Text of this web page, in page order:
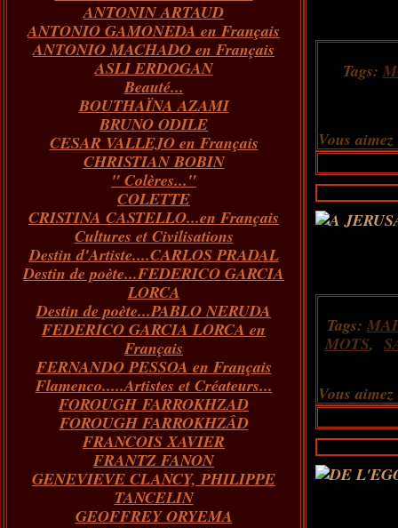
Janvier(73)
Février(55)
Janvier(43)
Mars(73)
Février(54)
Janvier(51)
Avril(73)
Mars(100)
Février(146)
Janvier(124)
ANTONIN ARTAUD
ANTONIO GAMONEDA en Français
ANTONIO MACHADO en Français
ASLI ERDOGAN
Beauté...
BOUTHAÏNA AZAMI
BRUNO ODILE
CESAR VALLEJO en Français
CHRISTIAN BOBIN
" Colères..."
COLETTE
CRISTINA CASTELLO...en Français
Cultures et Civilisations
Destin d'Artiste....CARLOS PRADAL
Destin de poète...FEDERICO GARCIA
LORCA
Destin de poète...PABLO NERUDA
FEDERICO GARCIA LORCA en
Français
FERNANDO PESSOA en Français
Flamenco.....Artistes et Créateurs...
FOROUGH FARROKHZAD
FOROUGH FARROKHZÂD
FRANCOIS XAVIER
FRANTZ FANON
GENEVIEVE CLANCY, PHILIPPE
TANCELIN
GEOFFREY ORYEMA
Tags:
Vous aimez
Tags:
MOTS,
Vous aimez